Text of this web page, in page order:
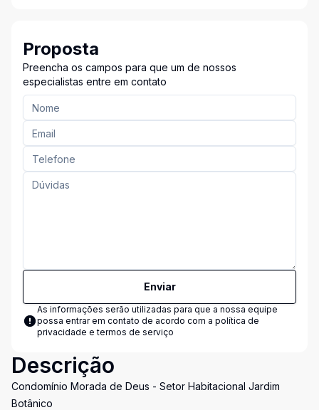
Proposta
Preencha os campos para que um de nossos
especialistas entre em contato
Enviar
As informações serão utilizadas para que a nossa equipe
possa entrar em contato de acordo com a política de
privacidade e termos de serviço
Descrição
Condomínio Morada de Deus - Setor Habitacional Jardim
Botânico